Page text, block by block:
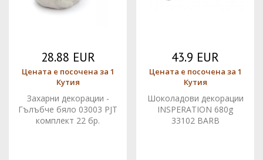
28.88 EUR
Цената е посочена за 1
Кутия
Захарни декорации -
Гълъбче бяло 03003 PJT
комплект 22 бр.
43.9 EUR
Цената е посочена за 1
Кутия
Шоколадови декорации
INSPERATION 680g
33102 BARB